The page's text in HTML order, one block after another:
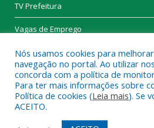
TV Prefeitura
Vagas de Emprego
Todos os direitos reservados a
Nós usamos cookies para
navegação no portal. Ao utilizar
concorda com a política de
Para ter mais informações sobre
Política de cookies (Leia mais). Se
ACEITO.